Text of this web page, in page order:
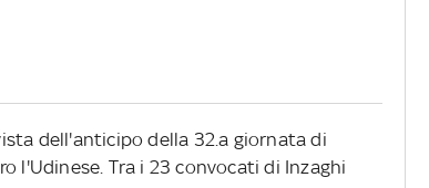
dell'anticipo della 32.a giornata di
l'Udinese. Tra i 23 convocati di Inzaghi